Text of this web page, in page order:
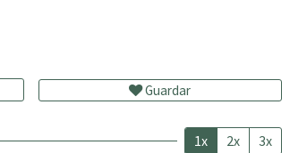
Guardar
1x 2x 3x